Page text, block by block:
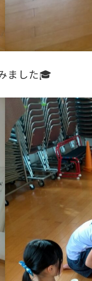
ました🎓